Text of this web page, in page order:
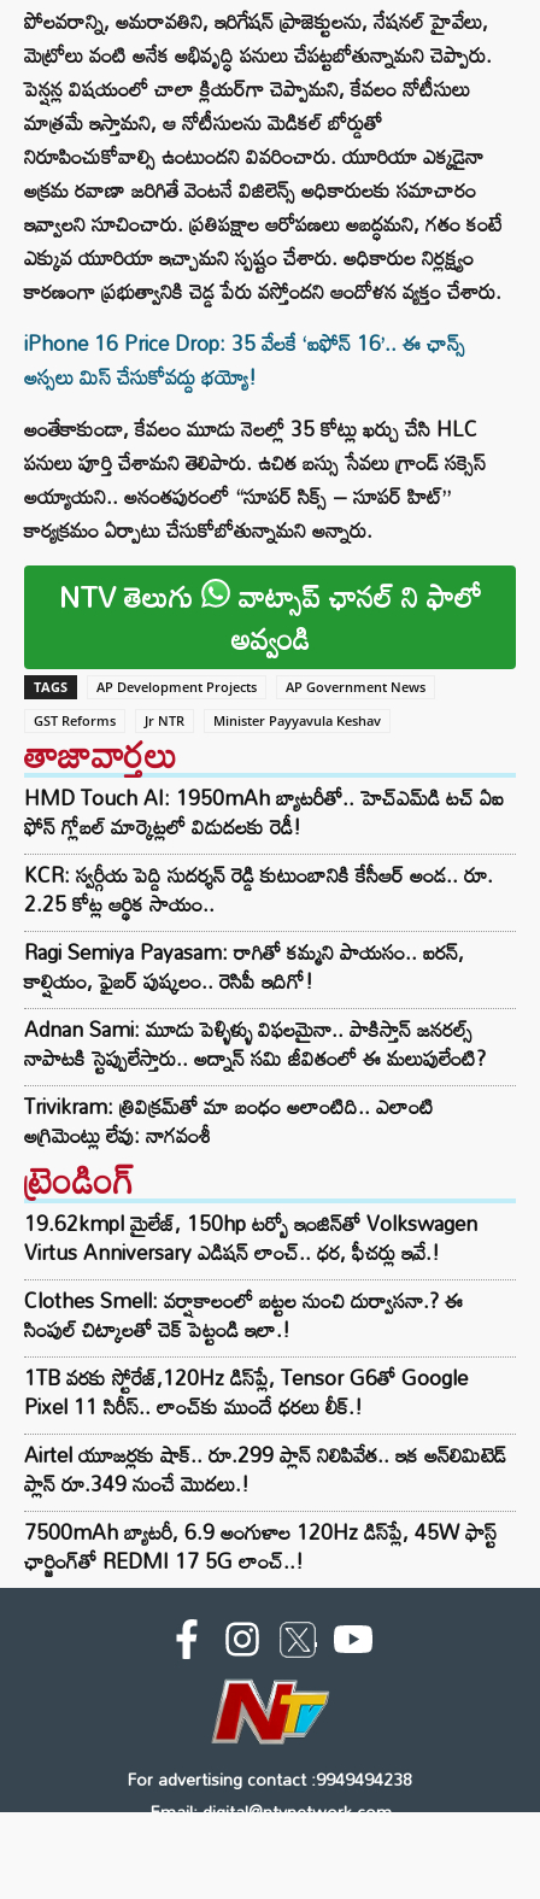
పోలవరాన్ని, అమరావతిని, ఇరిగేషన్ ప్రాజెక్టులను, నేషనల్ హైవేలు,
మెట్రోలు వంటి అనేక అభివృద్ధి పనులు చేపట్టబోతున్నామని చెప్పారు.
పెన్షన్ల విషయంలో చాలా క్లియర్‌గా చెప్పామని, కేవలం నోటీసులు
మాత్రమే ఇస్తామని, ఆ నోటీసులను మెడికల్ బోర్డుతో
నిరూపించుకోవాల్సి ఉంటుందని వివరించారు. యూరియా ఎక్కడైనా
అక్రమ రవాణా జరిగితే వెంటనే విజిలెన్స్ అధికారులకు సమాచారం
ఇవ్వాలని సూచించారు. ప్రతిపక్షాల ఆరోపణలు అబద్ధమని, గతం కంటే
ఎక్కువ యూరియా ఇచ్చామని స్పష్టం చేశారు. అధికారుల నిర్లక్ష్యం
కారణంగా ప్రభుత్వానికి చెడ్డ పేరు వస్తోందని ఆందోళన వ్యక్తం చేశారు.
iPhone 16 Price Drop: 35 వేలకే ‘ఐఫోన్ 16’.. ఈ ఛాన్స్
అస్సలు మిస్ చేసుకోవద్దు భయ్యో!
అంతేకాకుండా, కేవలం మూడు నెలల్లో 35 కోట్లు ఖర్చు చేసి HLC
పనులు పూర్తి చేశామని తెలిపారు. ఉచిత బస్సు సేవలు గ్రాండ్ సక్సెస్
అయ్యాయని.. అనంతపురంలో “సూపర్ సిక్స్ – సూపర్ హిట్”
కార్యక్రమం ఏర్పాటు చేసుకోబోతున్నామని అన్నారు.
NTV తెలుగు వాట్సాప్ ఛానల్ ని ఫాలో
అవ్వండి
TAGS AP Development Projects
AP Government News
GST Reforms
Jr NTR Minister Payyavula Keshav
తాజావార్తలు
HMD Touch AI: 1950mAh బ్యాటరీతో.. హెచ్‌ఎమ్‌డి టచ్ ఏఐ
ఫోన్ గ్లోబల్ మార్కెట్లలో విడుదలకు రెడీ!
KCR: స్వర్గీయ పెద్ది సుదర్శన్ రెడ్డి కుటుంబానికి కేసీఆర్ అండ.. రూ.
2.25 కోట్ల ఆర్థిక సాయం..
Ragi Semiya Payasam: రాగితో కమ్మని పాయసం.. ఐరన్,
కాల్షియం, ఫైబర్ పుష్కలం.. రెసిపీ ఇదిగో!
Adnan Sami: మూడు పెళ్ళిళ్ళు విఫలమైనా.. పాకిస్తాన్ జనరల్స్
నాపాటకి స్టెప్పులేస్తారు.. అద్నాన్ సమి జీవితంలో ఈ మలుపులేంటి?
Trivikram: త్రివిక్రమ్‌తో మా బంధం అలాంటిది.. ఎలాంటి
అగ్రిమెంట్లు లేవు: నాగవంశీ
ట్రెండింగ్‌
19.62kmpl మైలేజ్, 150hp టర్బో ఇంజిన్‌తో Volkswagen
Virtus Anniversary ఎడిషన్ లాంచ్.. ధర, ఫీచర్లు ఇవే.!
Clothes Smell: వర్షాకాలంలో బట్టల నుంచి దుర్వాసనా.? ఈ
సింపుల్ చిట్కాలతో చెక్ పెట్టండి ఇలా.!
1TB వరకు స్టోరేజ్,120Hz డిస్‌ప్లే, Tensor G6తో Google
Pixel 11 సిరీస్.. లాంచ్⁭కు ముందే ధరలు లీక్.!
Airtel యూజర్లకు షాక్.. రూ.299 ప్లాన్ నిలిపివేత.. ఇక అన్‌లిమిటెడ్
ప్లాన్ రూ.349 నుంచే మొదలు.!
7500mAh బ్యాటరీ, 6.9 అంగుళాల 120Hz డిస్‌ప్లే, 45W ఫాస్ట్
ఛార్జింగ్‌తో REDMI 17 5G లాంచ్..!
For advertising contact :9949494238
Email: digital@ntvnetwork.com